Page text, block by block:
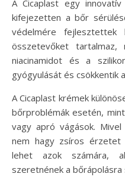
A Cicaplast egy
kifejezetten a bőr
védelmére
összetevőket
niacinamidot és a
gyógyulását és csökkentik
A Cicaplast krémek
bőrproblémák esetén,
vagy apró vágások.
nem hagy zsíros érzetet
lehet azok számára,
szeretnének a bőrápolásra